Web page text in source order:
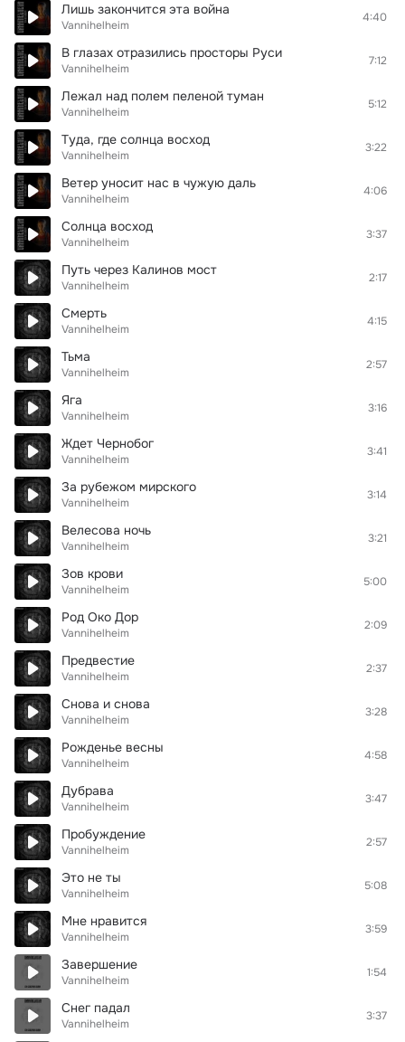
Лишь закончится эта война
Vannihelheim
4:40
В глазах отразились просторы Руси
Vannihelheim
7:12
Лежал над полем пеленой туман
Vannihelheim
5:12
Туда, где солнца восход
Vannihelheim
3:22
Ветер уносит нас в чужую даль
Vannihelheim
4:06
Солнца восход
Vannihelheim
3:37
Путь через Калинов мост
Vannihelheim
2:17
Смерть
Vannihelheim
4:15
Тьма
Vannihelheim
2:57
Яга
Vannihelheim
3:16
Ждет Чернобог
Vannihelheim
3:41
За рубежом мирского
Vannihelheim
3:14
Велесова ночь
Vannihelheim
3:21
Зов крови
Vannihelheim
5:00
Род Око Дор
Vannihelheim
2:09
Предвестие
Vannihelheim
2:37
Снова и снова
Vannihelheim
3:28
Рожденье весны
Vannihelheim
4:58
Дубрава
Vannihelheim
3:47
Пробуждение
Vannihelheim
2:57
Это не ты
Vannihelheim
5:08
Мне нравится
Vannihelheim
3:59
Завершение
Vannihelheim
1:54
Снег падал
Vannihelheim
3:37